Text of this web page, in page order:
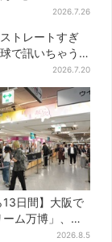
2026.7.26
トレートすぎ
で訊いちゃう
2026.7.20
13日間】大阪で
ーム万博」、全
・100種超…初
2026.8.5